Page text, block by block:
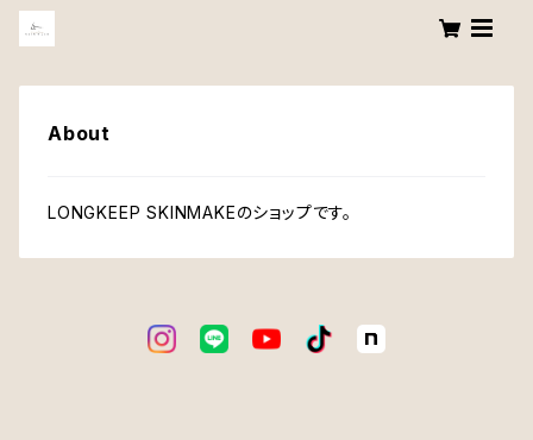
About
LONGKEEP SKINMAKEのショップです。